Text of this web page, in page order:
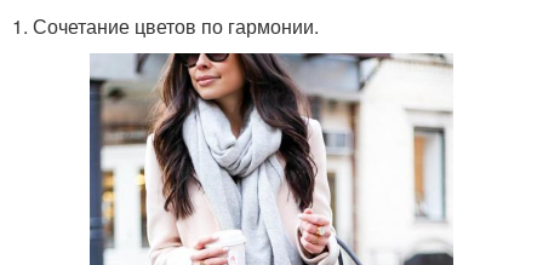
1. Сочетание цветов по гармонии.